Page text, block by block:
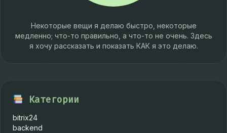
Некоторые вещи я делаю быстро, некоторые
медленно; что-то правильно, а что-то не очень. Здесь
я хочу рассказать и показать КАК я это делаю.
Категории
bitrix24
backend